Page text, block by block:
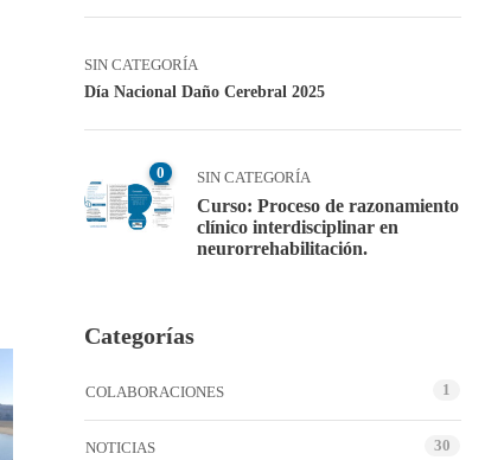
SIN CATEGORÍA
Día Nacional Daño Cerebral 2025
0 SIN CATEGORÍA
Curso: Proceso de razonamiento
clínico interdisciplinar en
neurorrehabilitación.
Categorías
COLABORACIONES 1
NOTICIAS 30